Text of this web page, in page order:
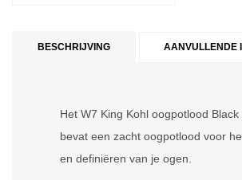
BESCHRIJVING AANVULLENDE
Het W7 King Kohl oogpotlood Black
bevat een zacht oogpotlood voor
en definiëren van je ogen.